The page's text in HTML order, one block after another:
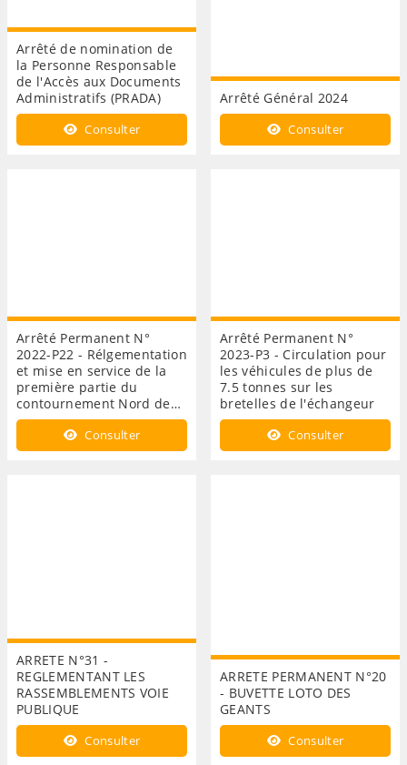
Arrêté de nomination de
la Personne Responsable
de l'Accès aux Documents
Administratifs (PRADA)
Consulter
Arrêté Général 2024
Consulter
Arrêté Permanent N°
2022-P22 - Rélgementation
et mise en service de la
première partie du
contournement Nord de…
Consulter
Arrêté Permanent N°
2023-P3 - Circulation pour
les véhicules de plus de
7.5 tonnes sur les
bretelles de l'échangeur
Consulter
ARRETE N°31 -
REGLEMENTANT LES
RASSEMBLEMENTS VOIE
PUBLIQUE
Consulter
ARRETE PERMANENT N°20
- BUVETTE LOTO DES
GEANTS
Consulter